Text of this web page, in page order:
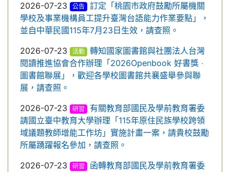
2026-07-23
公告
訂定「桃園市政府鼓勵所屬機關
學校及事業機構員工提升臺灣台語能力作業要點」，
並自中華民國115年7月23日生效，請查照。
2026-07-23
活動
轉知國家圖書館與社團法人台灣
閱讀推進協會合作辦理「2026Openbook 好書獎 ‧
圖書館聯展」，歡迎各學校圖書館共襄盛舉參與聯
展，請查照。
2026-07-23
研習
有關教育部國民及學前教育署委
請國立臺中教育大學辦理「115年原住民族學校跨領
域議題教師增能工作坊」實施計畫一案，請貴校鼓勵
所屬踴躍報名參加，請查照。
2026-07-23
研習
函轉教育部國民及學前教育署委